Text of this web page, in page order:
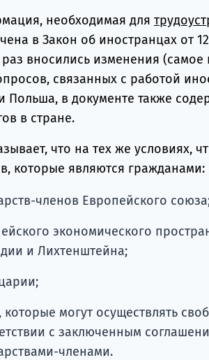
необходимая для
в Закон об иностранцах от
вносились изменения (самое
связанных с работой
Польша, в документе также
в стране.
что на тех же условиях,
которые являются гражданами:
членов Европейского
экономического
и Лихтенштейна;
которые могут осуществлять
с заключенным
членами.